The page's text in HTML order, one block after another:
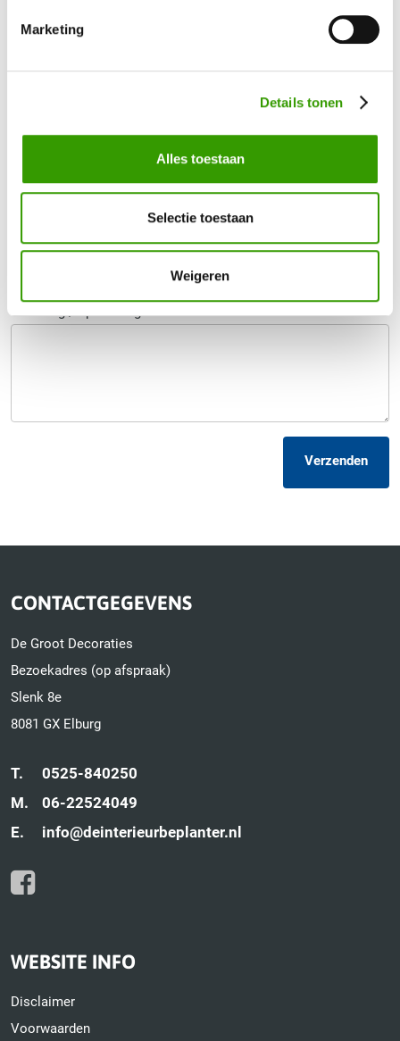
Marketing
Details tonen
Alles toestaan
Selectie toestaan
Weigeren
Bel mij terug
Naam*
Telefoonnummer*
Uw vraag / opmerking
Verzenden
CONTACTGEGEVENS
De Groot Decoraties
Bezoekadres (op afspraak)
Slenk 8e
8081 GX Elburg
T.
0525-840250
M.
06-22524049
E.
info@deinterieurbeplanter.nl
WEBSITE INFO
Disclaimer
Voorwaarden